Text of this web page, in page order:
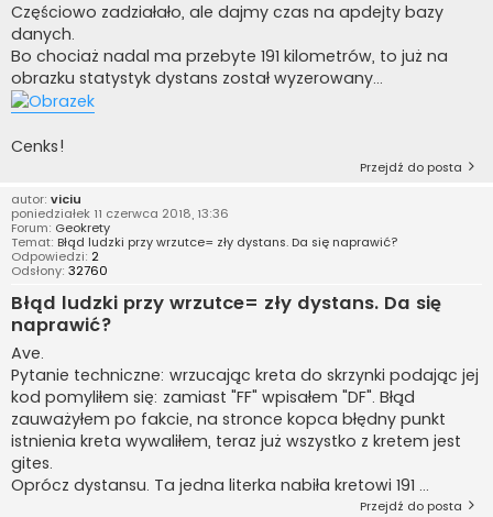
Częściowo zadziałało, ale dajmy czas na apdejty bazy
danych.
Bo chociaż nadal ma przebyte 191 kilometrów, to już na
obrazku statystyk dystans został wyzerowany...
Cenks!
Przejdź do posta
autor: viciu
poniedziałek 11 czerwca 2018, 13:36
Forum: Geokrety
Temat: Błąd ludzki przy wrzutce= zły dystans. Da się naprawić?
Odpowiedzi: 2
Odsłony: 32760
Błąd ludzki przy wrzutce= zły dystans. Da się
naprawić?
Ave.
Pytanie techniczne: wrzucając kreta do skrzynki podając jej
kod pomyliłem się: zamiast "FF" wpisałem "DF". Błąd
zauważyłem po fakcie, na stronce kopca błędny punkt
istnienia kreta wywaliłem, teraz już wszystko z kretem jest
gites.
Oprócz dystansu. Ta jedna literka nabiła kretowi 191 ...
Przejdź do posta